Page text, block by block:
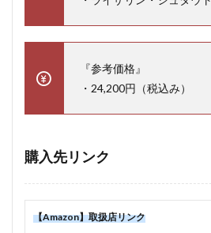
『参考価格』
・24,200円（税込み）
購入先リンク
【Amazon】取扱店リンク